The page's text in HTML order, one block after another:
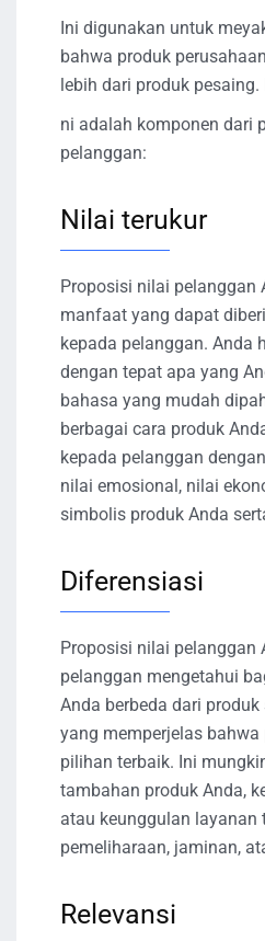
Ini digunakan untuk
bahwa produk
lebih dari produk pesaing.
ni adalah komponen dari
pelanggan:
Nilai terukur
Proposisi nilai pelanggan
manfaat yang dapat
kepada pelanggan. Anda
dengan tepat apa yang
bahasa yang mudah
berbagai cara produk
kepada pelanggan
nilai emosional, nilai
simbolis produk Anda
Diferensiasi
Proposisi nilai pelanggan
pelanggan mengetahui
Anda berbeda dari
yang memperjelas
pilihan terbaik. Ini
tambahan produk Anda,
atau keunggulan layanan
pemeliharaan, jaminan,
Relevansi